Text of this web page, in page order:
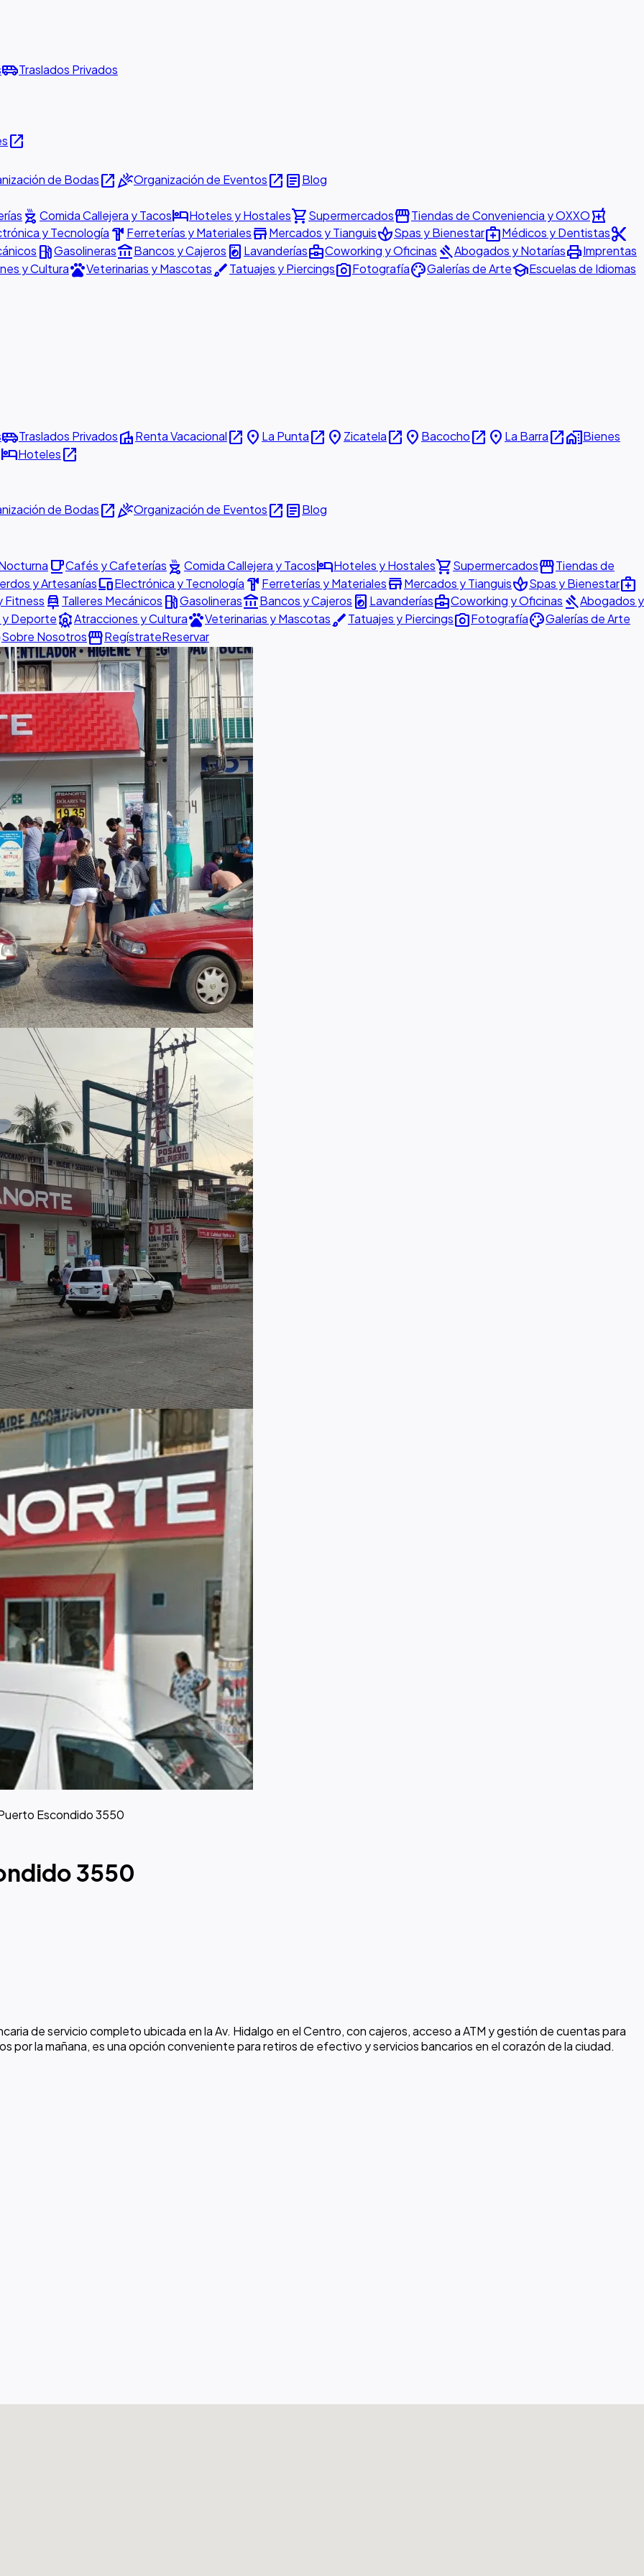
airport_shuttleTraslados Privados
open_in_new
de Bodasopen_in_newcelebrationOrganización de Eventosopen_in_new articleBlog
outdoor_grill Comida Callejera y TacoshotelHoteles y Hostalesshopping_cartSupermercadosstorefrontTiendas de Conveniencia y OXXOlocal_pharmacy
y Tecnología hardware Ferreterías y MaterialesstoreMercados y TianguisspaSpas y Bienestarmedical_servicesMédicos y Dentistascontent_cut
local_gas_stationGasolinerasaccount_balanceBancos y Cajeros local_laundry_service Lavanderíasbusiness_centerCoworking y Oficinas gavelAbogados y NotaríasprintImprentas
y CulturapetsVeterinarias y MascotasbrushTatuajes y Piercingsphoto_cameraFotografíapaletteGalerías de ArteschoolEscuelas de Idiomas
airport_shuttleTraslados PrivadosvillaRenta Vacacionalopen_in_new place La Puntaopen_in_new place Zicatelaopen_in_new place Bacochoopen_in_new place La Barraopen_in_newhome_workBienes
hotelHotelesopen_in_new
de Bodasopen_in_newcelebrationOrganización de Eventosopen_in_new articleBlog
local_cafeCafés y Cafeterías outdoor_grill Comida Callejera y TacoshotelHoteles y Hostalesshopping_cartSupermercadosstorefrontTiendas de
y ArtesaníasdevicesElectrónica y Tecnología hardware Ferreterías y MaterialesstoreMercados y TianguisspaSpas y Bienestarmedical_services
Fitness car_repair Talleres Mecánicos local_gas_stationGasolinerasaccount_balanceBancos y Cajeros local_laundry_service Lavanderíasbusiness_centerCoworking y Oficinas gavelAbogados y
y DeporteattractionsAtracciones y CulturapetsVeterinarias y MascotasbrushTatuajes y Piercingsphoto_cameraFotografíapaletteGalerías de Arte
Sobre NosotrosstorefrontRegístrateReservar
Escondido 3550
3550
de servicio completo ubicada en la Av. Hidalgo en el Centro, con cajeros, acceso a ATM y gestión de cuentas para
por la mañana, es una opción conveniente para retiros de efectivo y servicios bancarios en el corazón de la ciudad.